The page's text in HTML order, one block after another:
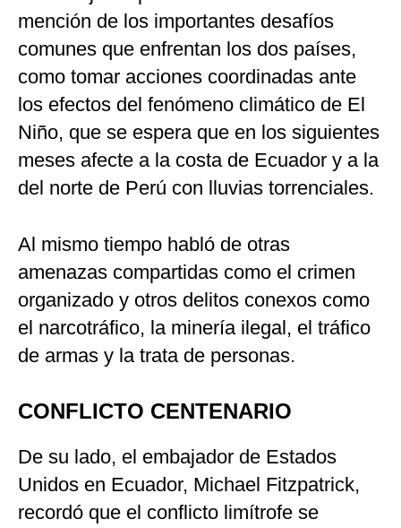
mención de los importantes desafíos
comunes que enfrentan los dos países,
como tomar acciones coordinadas ante
los efectos del fenómeno climático de El
Niño, que se espera que en los siguientes
meses afecte a la costa de Ecuador y a la
del norte de Perú con lluvias torrenciales.
Al mismo tiempo habló de otras
amenazas compartidas como el crimen
organizado y otros delitos conexos como
el narcotráfico, la minería ilegal, el tráfico
de armas y la trata de personas.
CONFLICTO CENTENARIO
De su lado, el embajador de Estados
Unidos en Ecuador, Michael Fitzpatrick,
recordó que el conflicto limítrofe se